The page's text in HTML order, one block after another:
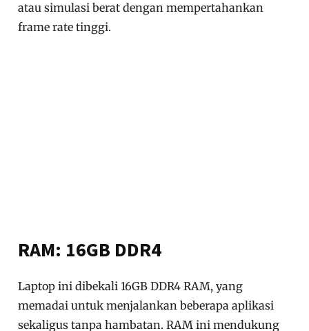
atau simulasi berat dengan mempertahankan
frame rate tinggi.
RAM: 16GB DDR4
Laptop ini dibekali 16GB DDR4 RAM, yang
memadai untuk menjalankan beberapa aplikasi
sekaligus tanpa hambatan. RAM ini mendukung